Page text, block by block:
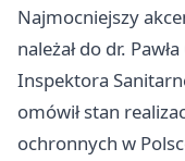
Najmocniejszy
należał do dr.
Inspektora
omówił stan
ochronnych w